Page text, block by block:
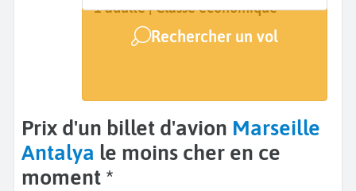
Marseille (MRS)
Dates de votre voyage
1 adulte | Classe économique
Rechercher un vol
Prix d'un billet d'avion Marseille
Antalya le moins cher en ce
moment *